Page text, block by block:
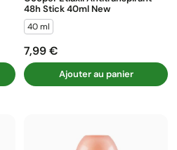
48h Stick 40ml New
40 ml
Prix
7,99 €
Ajouter au panier